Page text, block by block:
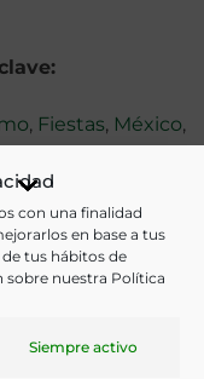
con una finalidad
en base a tus
tus hábitos de
sobre nuestra Política
Siempre activo
, Fiestas, México,
COMPARTIR